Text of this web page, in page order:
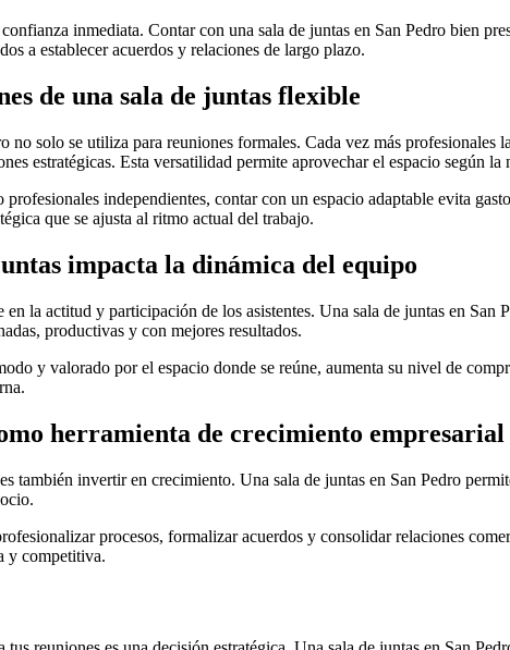
inmediata. Contar con una sala de juntas en San Pedro bien
a establecer acuerdos y relaciones de largo plazo.
de una sala de juntas flexible
no solo se utiliza para reuniones formales. Cada vez más
estratégicas. Esta versatilidad permite aprovechar el espacio según
profesionales independientes, contar con un espacio adaptable evita
que se ajusta al ritmo actual del trabajo.
impacta la dinámica del equipo
la actitud y participación de los asistentes. Una sala de juntas en
productivas y con mejores resultados.
y valorado por el espacio donde se reúne, aumenta su nivel de
herramienta de crecimiento empresarial
también invertir en crecimiento. Una sala de juntas en San Pedro
procesos, formalizar acuerdos y consolidar relaciones
y competitiva.